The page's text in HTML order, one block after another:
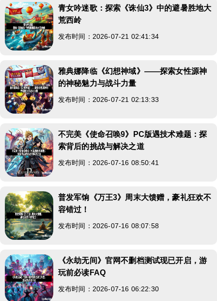
青女吟迷歌：探索《诛仙3》中的避暑胜地大
荒西岭
发布时间：2026-07-21 02:41:34
雅典娜降临《幻想神域》——探索女性源神
的神秘魅力与战斗力量
发布时间：2026-07-21 02:13:33
不完美《使命召唤9》PC版遇技术难题：探
索背后的挑战与解决之道
发布时间：2026-07-16 08:50:41
普发军饷《万王3》周末大馈赠，豪礼狂欢不
容错过！
发布时间：2026-07-16 08:07:58
《永劫无间》官网不删档测试现已开启，游
玩前必读FAQ
发布时间：2026-07-16 06:22:30